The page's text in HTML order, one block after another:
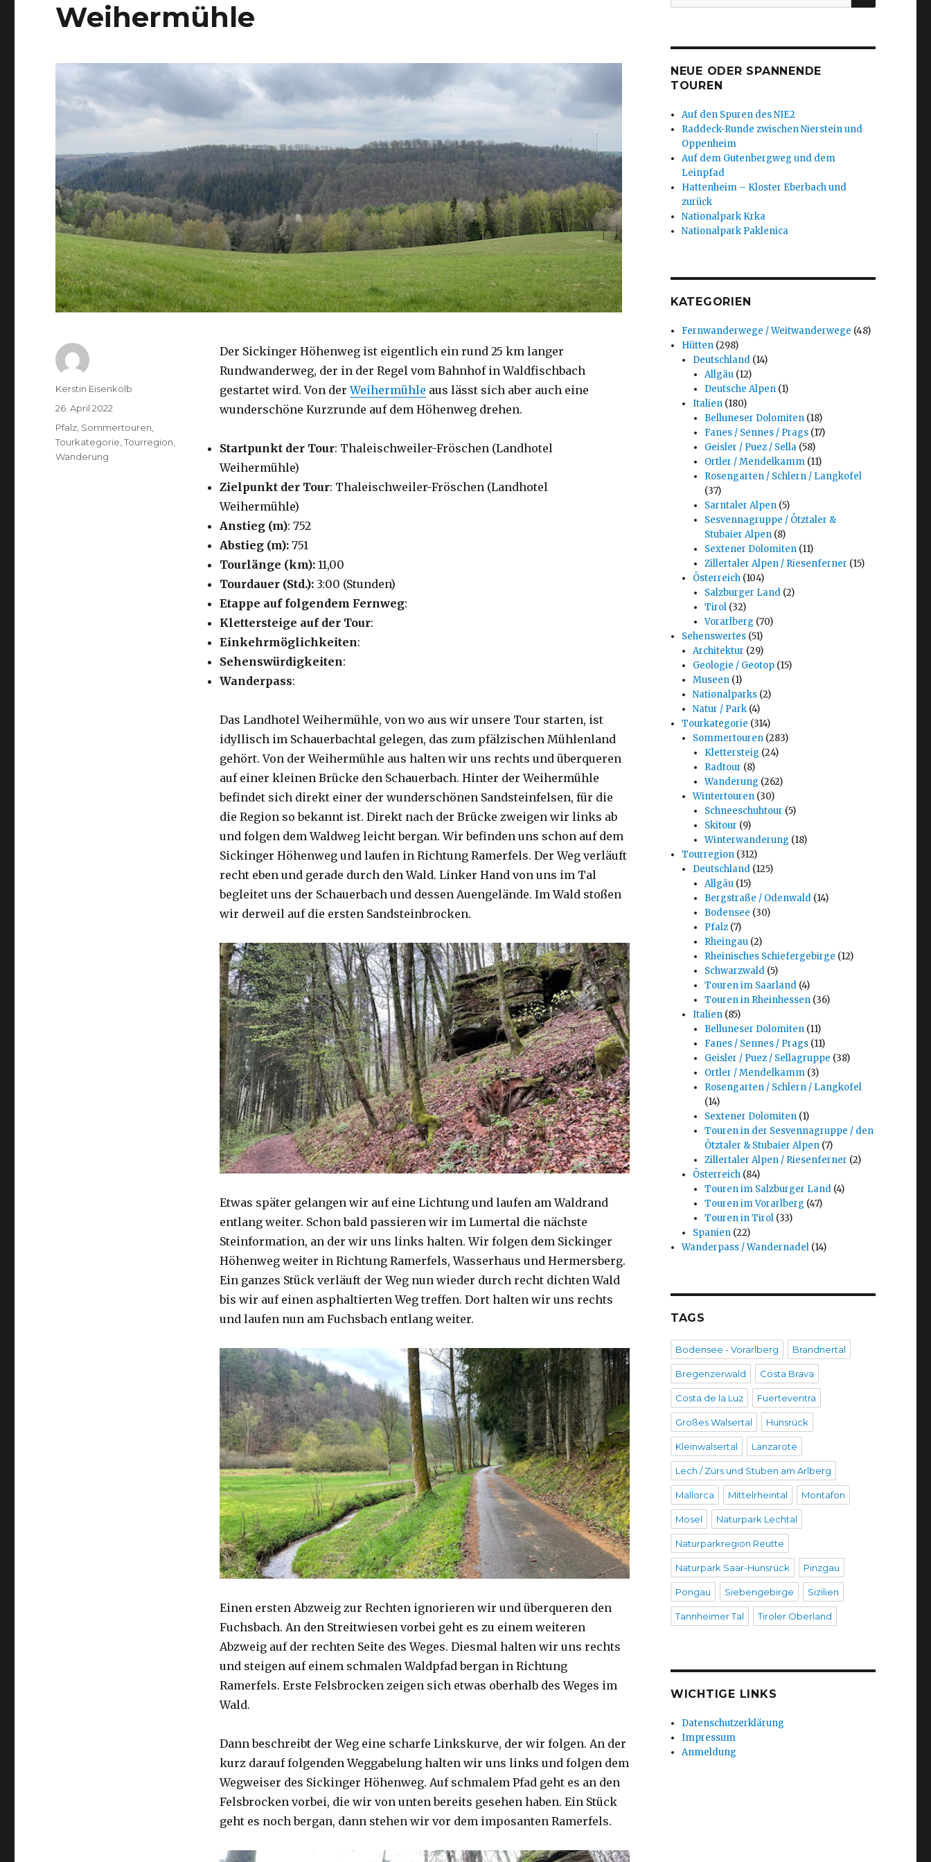
Weihermühle
Der Sickinger Höhenweg ist eigentlich ein rund 25 km langer
Rundwanderweg, der in der Regel vom Bahnhof in Waldfischbach
gestartet wird. Von derWeihermühle aus lässt sich aber auch eine
wunderschöne Kurzrunde auf dem Höhenweg drehen.
Startpunkt der Tour: Thaleischweiler-Fröschen (Landhotel
Weihermühle)
Zielpunkt der Tour: Thaleischweiler-Fröschen (Landhotel
Weihermühle)
Anstieg (m): 752
Abstieg (m):751
Tourlänge (km): 11,00
Tourdauer (Std.):3:00 (Stunden)
Etappe auf folgendem Fernweg:
Klettersteige auf der Tour:
Einkehrmöglichkeiten:
Sehenswürdigkeiten:
Wanderpass:
Das Landhotel Weihermühle, von wo aus wir unsere Tour starten, ist
idyllisch im Schauerbachtal gelegen, das zum pfälzischen Mühlenland
gehört. Von der Weihermühle aus halten wir uns rechts und überqueren
auf einer kleinen Brücke den Schauerbach. Hinter der Weihermühle
befindet sich direkt einer der wunderschönen Sandsteinfelsen, für die
die Region so bekannt ist. Direkt nach der Brücke zweigen wir links ab
und folgen dem Waldweg leicht bergan. Wir befinden uns schon auf dem
Sickinger Höhenweg und laufen in Richtung Ramerfels. Der Weg verläuft
recht eben und gerade durch den Wald. Linker Hand von uns im Tal
begleitet uns der Schauerbach und dessen Auengelände. Im Wald stoßen
wir derweil auf die ersten Sandsteinbrocken.
Etwas später gelangen wir auf eine Lichtung und laufen am Waldrand
entlang weiter. Schon bald passieren wir im Lumertal die nächste
Steinformation, an der wir uns links halten. Wir folgen dem Sickinger
Höhenweg weiter in Richtung Ramerfels, Wasserhaus und Hermersberg.
Ein ganzes Stück verläuft der Weg nun wieder durch recht dichten Wald
bis wir auf einen asphaltierten Weg treffen. Dort halten wir uns rechts
und laufen nun am Fuchsbach entlang weiter.
Einen ersten Abzweig zur Rechten ignorieren wir und überqueren den
Fuchsbach. An den Streitwiesen vorbei geht es zu einem weiteren
Abzweig auf der rechten Seite des Weges. Diesmal halten wir uns rechts
und steigen auf einem schmalen Waldpfad bergan in Richtung
Ramerfels. Erste Felsbrocken zeigen sich etwas oberhalb des Weges im
Wald.
Dann beschreibt der Weg eine scharfe Linkskurve, der wir folgen. An der
kurz darauf folgenden Weggabelung halten wir uns links und folgen dem
Wegweiser des Sickinger Höhenweg. Auf schmalem Pfad geht es an den
Felsbrocken vorbei, die wir von unten bereits gesehen haben. Ein Stück
geht es noch bergan, dann stehen wir vor dem imposanten Ramerfels.
Autor
Kerstin Eisenkolb
Veröffentlicht
am
26. April 2022
Kategorien
Pfalz Sommertouren
Tourkategorie ,Tourregion
Wanderung
nach:
NEUE ODER SPANNENDE
TOUREN
Auf den Spuren des NIE2
Raddeck-Runde zwischen Nierstein und
Oppenheim
Auf dem Gutenbergweg und dem
Leinpfad
Hattenheim – Kloster Eberbach und
zurück
Nationalpark Krka
Nationalpark Paklenica
KATEGORIEN
Fernwanderwege / Weitwanderwege (48)
Hütten (298)
Deutschland (14)
Allgäu(12)
Deutsche Alpen(1)
Italien (180)
Belluneser Dolomiten(18)
Fanes / Sennes / Prags(17)
Geisler / Puez / Sella(58)
Ortler / Mendelkamm(11)
Rosengarten / Schlern / Langkofel
(37)
Sarntaler Alpen(5)
Sesvennagruppe / Ötztaler &
Stubaier Alpen(8)
Sextener Dolomiten(11)
Zillertaler Alpen / Riesenferner (15)
Österreich (104)
Salzburger Land(2)
Tirol(32)
Vorarlberg (70)
Sehenswertes (51)
Architektur (29)
Geologie / Geotop (15)
Museen (1)
Nationalparks (2)
Natur / Park (4)
Tourkategorie (314)
Sommertouren (283)
Klettersteig (24)
Radtour (8)
Wanderung (262)
Wintertouren (30)
Schneeschuhtour (5)
Skitour (9)
Winterwanderung (18)
Tourregion (312)
Deutschland (125)
Allgäu(15)
Bergstraße / Odenwald(14)
Bodensee (30)
Pfalz(7)
Rheingau(2)
Rheinisches Schiefergebirge (12)
Schwarzwald(5)
Touren im Saarland(4)
Touren in Rheinhessen(36)
Italien (85)
Belluneser Dolomiten(11)
Fanes / Sennes / Prags(11)
Geisler / Puez / Sellagruppe (38)
Ortler / Mendelkamm(3)
Rosengarten / Schlern / Langkofel
(14)
Sextener Dolomiten(1)
Touren in der Sesvennagruppe / den
Ötztaler & Stubaier Alpen(7)
Zillertaler Alpen / Riesenferner (2)
Österreich (84)
Touren im Salzburger Land(4)
Touren im Vorarlberg (47)
Touren in Tirol(33)
Spanien (22)
Wanderpass / Wandernadel (14)
TAGS
Bodensee - Vorarlberg Brandnertal
Bregenzerwald Costa Brava
Costa de la Luz Fuerteventra
Großes Walsertal Hunsrück
Kleinwalsertal Lanzarote
Lech / Zürs und Stuben am Arlberg
Mallorca Mittelrheintal Montafon
Mosel Naturpark Lechtal
Naturparkregion Reutte
Naturpark Saar-Hunsrück Pinzgau
Pongau Siebengebirge Sizilien
Tannheimer Tal Tiroler Oberland
WICHTIGE LINKS
Datenschutzerklärung
Impressum
Anmeldung